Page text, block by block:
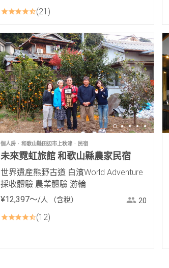
21
個人房 和歌山縣田辺市上秋津 民宿
未來霓虹旅館 和歌山縣農家民宿
世界遺産熊野古道 白濱World Adventure
採收體驗 農業體驗 游輪
¥12,397〜/人 （含稅） 20
12